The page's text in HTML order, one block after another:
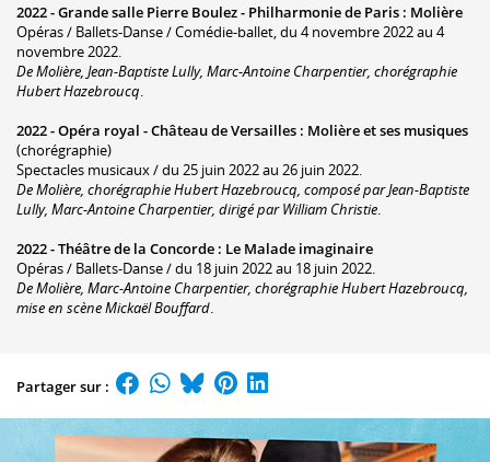
2022 -Grande salle Pierre Boulez - Philharmonie de Paris : Molière
Opéras / Ballets-Danse / Comédie-ballet, du 4 novembre 2022 au 4
novembre 2022.
De Molière, Jean-Baptiste Lully, Marc-Antoine Charpentier, chorégraphie
Hubert Hazebroucq.
2022 -Opéra royal - Château de Versailles : Molière et ses musiques
(chorégraphie)
Spectacles musicaux / du 25 juin 2022 au 26 juin 2022.
De Molière, chorégraphie Hubert Hazebroucq, composé par Jean-Baptiste
Lully, Marc-Antoine Charpentier, dirigé par William Christie.
2022 -Théâtre de la Concorde : Le Malade imaginaire
Opéras / Ballets-Danse / du 18 juin 2022 au 18 juin 2022.
De Molière, Marc-Antoine Charpentier, chorégraphie Hubert Hazebroucq,
mise en scène Mickaël Bouffard.
Partager sur :